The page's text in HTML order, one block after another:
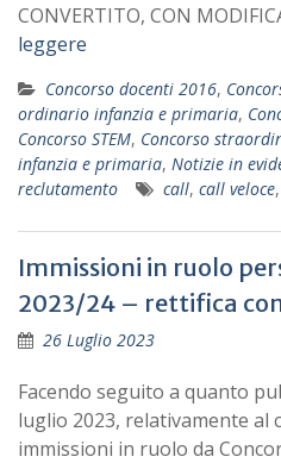
CONVERTITO, CON
leggere
Concorso docenti 2016,
ordinario infanzia e primaria,
Concorso STEM, Concorso
infanzia e primaria, Notizie in
reclutamento
call, call veloce,
Immissioni in ruolo
2023/24 – rettifica
26 Luglio 2023
Facendo seguito a quanto
luglio 2023, relativamente al
immissioni in ruolo da